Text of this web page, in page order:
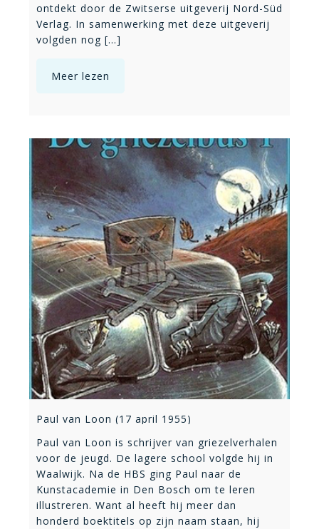
ontdekt door de Zwitserse uitgeverij Nord-Süd
Verlag. In samenwerking met deze uitgeverij
volgden nog [...]
Meer lezen
Paul van Loon (17 april 1955)
Paul van Loon is schrijver van griezelverhalen
voor de jeugd. De lagere school volgde hij in
Waalwijk. Na de HBS ging Paul naar de
Kunstacademie in Den Bosch om te leren
illustreren. Want al heeft hij meer dan
honderd boektitels op zijn naam staan, hij